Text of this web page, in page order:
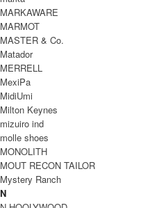
エム
MARKAWARE
MARMOT
MASTER & Co.
Matador
MERRELL
MexiPa
MidiUmi
Milton Keynes
mizuiro ind
molle shoes
MONOLITH
MOUT RECON TAILOR
Mystery Ranch
N